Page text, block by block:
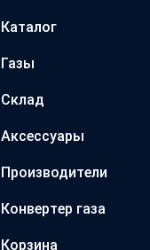
Каталог
Газы
Склад
Аксессуары
Производители
Конвертер газа
Корзина